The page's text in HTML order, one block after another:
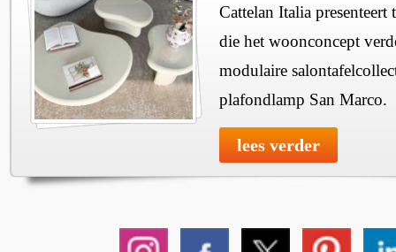
Cattelan Italia
die het woonconcept
modulaire
plafondlamp San Marco.
lees verder